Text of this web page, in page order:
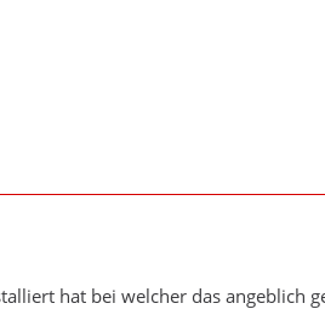
hat bei welcher das angeblich